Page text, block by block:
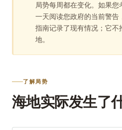
局势每周都在变化。如果您
一天阅读您政府的当前警告
指南记录了现有情况；它不
地。
了解局势
海地实际发生了